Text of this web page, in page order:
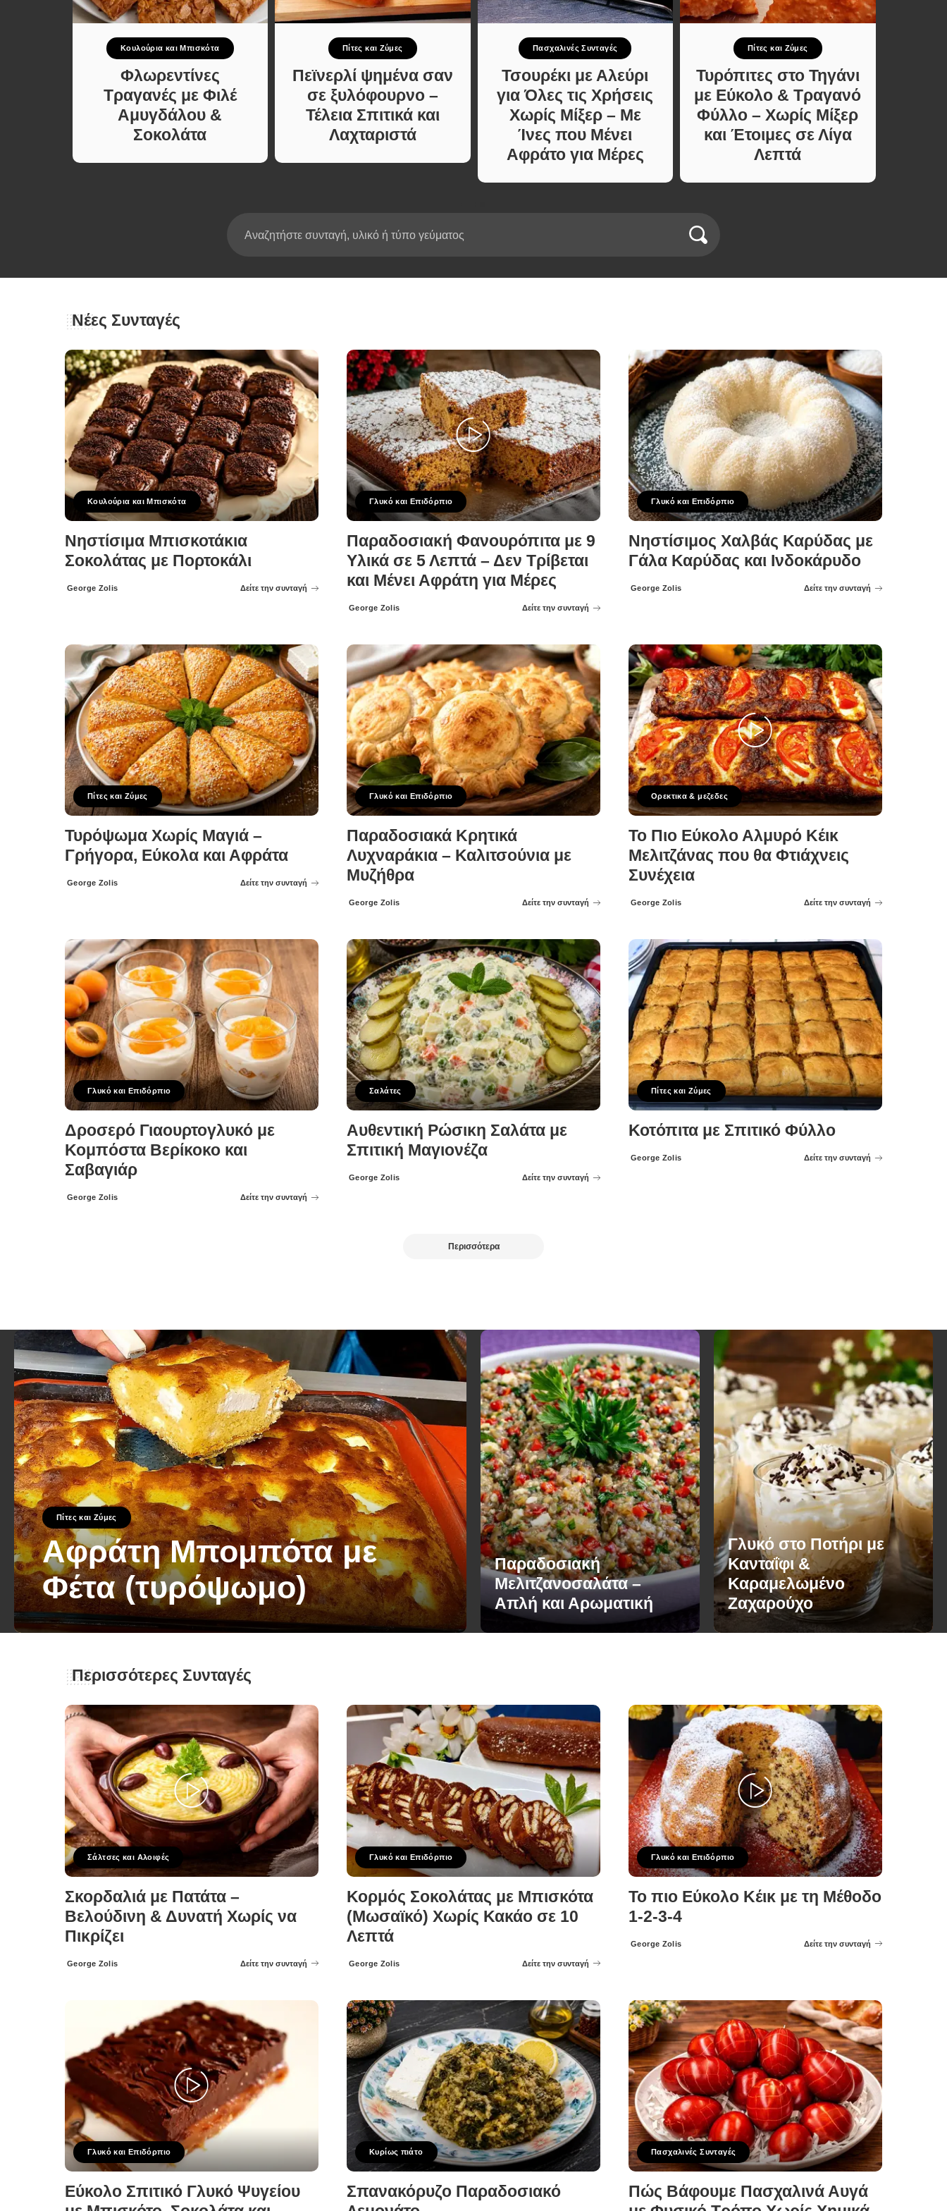
Κυρίως πιάτο
Κρέας
Ζυμαρικά
Σαλάτες
Σνακ
Σούπες και Φαγητά
Κατσαρόλας
Σούπες και Φαγητά
Χορτοφαγικές
Συνταγές Μελών
Κουλούρια και Μπισκότα
Φλωρεντίνες
Τραγανές με Φιλέ
Αμυγδάλου &
Σοκολάτα
Πίτες και Ζύμες
Πεϊνερλί ψημένα σαν
σε ξυλόφουρνο –
Τέλεια Σπιτικά και
Λαχταριστά
Πασχαλινές Συνταγές
Τσουρέκι με Αλεύρι
για Όλες τις Χρήσεις
Χωρίς Μίξερ – Με
Ίνες που Μένει
Αφράτο για Μέρες
Πίτες και Ζύμες
Τυρόπιτες στο Τηγάνι
με Εύκολο & Τραγανό
Φύλλο – Χωρίς Μίξερ
και Έτοιμες σε Λίγα
Λεπτά
Νέες Συνταγές
Κουλούρια και Μπισκότα
Νηστίσιμα Μπισκοτάκια
Σοκολάτας με Πορτοκάλι
Posted
George Zolis Δείτε την συνταγή
Γλυκό και Επιδόρπιο
Παραδοσιακή Φανουρόπιτα με 9
Υλικά σε 5 Λεπτά – Δεν Τρίβεται
και Μένει Αφράτη για Μέρες
Posted
George Zolis Δείτε την συνταγή
Γλυκό και Επιδόρπιο
Νηστίσιμος Χαλβάς Καρύδας με
Γάλα Καρύδας και Ινδοκάρυδο
Posted
George Zolis Δείτε την συνταγή
Πίτες και Ζύμες
Τυρόψωμα Χωρίς Μαγιά –
Γρήγορα, Εύκολα και Αφράτα
Posted
George Zolis Δείτε την συνταγή
Γλυκό και Επιδόρπιο
Παραδοσιακά Κρητικά
Λυχναράκια – Καλιτσούνια με
Μυζήθρα
Posted
George Zolis Δείτε την συνταγή
Ορεκτικα & μεζεδες
Το Πιο Εύκολο Αλμυρό Κέικ
Μελιτζάνας που θα Φτιάχνεις
Συνέχεια
Posted
George Zolis Δείτε την συνταγή
Γλυκό και Επιδόρπιο
Δροσερό Γιαουρτογλυκό με
Κομπόστα Βερίκοκο και
Σαβαγιάρ
Posted
George Zolis Δείτε την συνταγή
Σαλάτες
Αυθεντική Ρώσικη Σαλάτα με
Σπιτική Μαγιονέζα
Posted
George Zolis Δείτε την συνταγή
Πίτες και Ζύμες
Κοτόπιτα με Σπιτικό Φύλλο
Posted
George Zolis Δείτε την συνταγή
Περισσότερα
Πίτες και Ζύμες
Αφράτη Μπομπότα με
Φέτα (τυρόψωμο)
Posted
George Zolis 30 Νοεμβρίου 2023
Παραδοσιακή
Μελιτζανοσαλάτα –
Απλή και Αρωματική
Γλυκό στο Ποτήρι με
Κανταΐφι &
Καραμελωμένο
Ζαχαρούχο
Περισσότερες Συνταγές
Σάλτσες και Αλοιφές
Σκορδαλιά με Πατάτα –
Βελούδινη & Δυνατή Χωρίς να
Πικρίζει
Posted
George Zolis Δείτε την συνταγή
Γλυκό και Επιδόρπιο
Κορμός Σοκολάτας με Μπισκότα
(Μωσαϊκό) Χωρίς Κακάο σε 10
Λεπτά
Posted
George Zolis Δείτε την συνταγή
Γλυκό και Επιδόρπιο
Το πιο Εύκολο Κέικ με τη Μέθοδο
1-2-3-4
Posted
George Zolis Δείτε την συνταγή
Γλυκό και Επιδόρπιο
Εύκολο Σπιτικό Γλυκό Ψυγείου
Κυρίως πιάτο
Σπανακόρυζο Παραδοσιακό
Πασχαλινές Συνταγές
Πώς Βάφουμε Πασχαλινά Αυγά